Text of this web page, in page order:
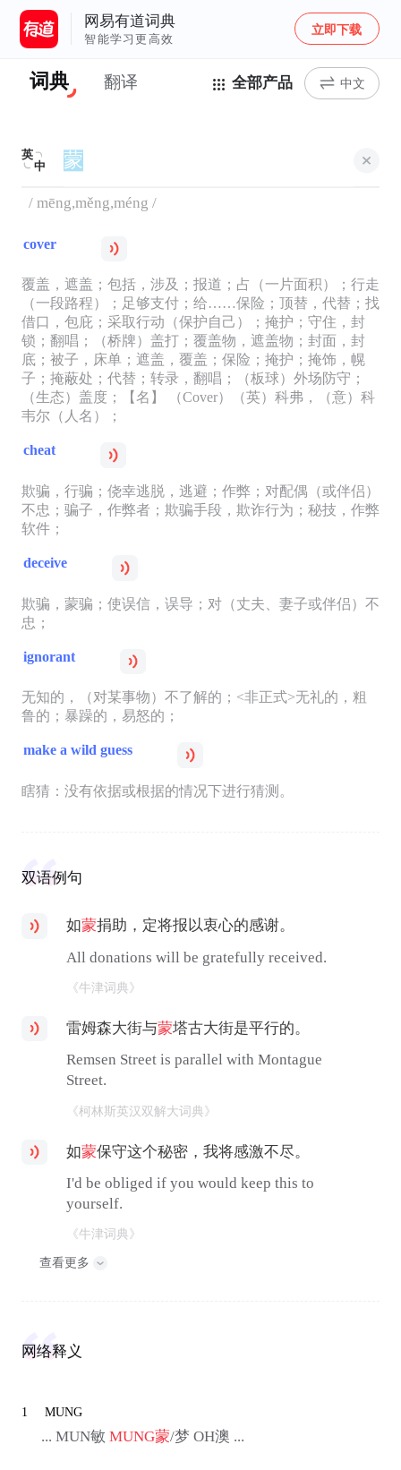
网易有道词典
智能学习更高效
立即下载
词典 翻译 全部产品 中文
英
中
/ mēng,měng,méng /
cover
覆盖，遮盖；包括，涉及；报道；占（一片面积）；行走
（一段路程）；足够支付；给……保险；顶替，代替；找
借口，包庇；采取行动（保护自己）；掩护；守住，封
锁；翻唱；（桥牌）盖打；覆盖物，遮盖物；封面，封
底；被子，床单；遮盖，覆盖；保险；掩护；掩饰，幌
子；掩蔽处；代替；转录，翻唱；（板球）外场防守；
（生态）盖度；【名】 （Cover）（英）科弗，（意）科
韦尔（人名）；
cheat
欺骗，行骗；侥幸逃脱，逃避；作弊；对配偶（或伴侣）
不忠；骗子，作弊者；欺骗手段，欺诈行为；秘技，作弊
软件；
deceive
欺骗，蒙骗；使误信，误导；对（丈夫、妻子或伴侣）不
忠；
ignorant
无知的，（对某事物）不了解的；<非正式>无礼的，粗
鲁的；暴躁的，易怒的；
make a wild guess
瞎猜：没有依据或根据的情况下进行猜测。
双语例句
如蒙捐助，定将报以衷心的感谢。
All donations will be gratefully received.
《牛津词典》
雷姆森大街与蒙塔古大街是平行的。
Remsen Street is parallel with Montague
Street.
《柯林斯英汉双解大词典》
如蒙保守这个秘密，我将感激不尽。
I'd be obliged if you would keep this to
yourself.
《牛津词典》
查看更多
网络释义
1 MUNG
... MUN敏 MUNG蒙/梦 OH澳 ...